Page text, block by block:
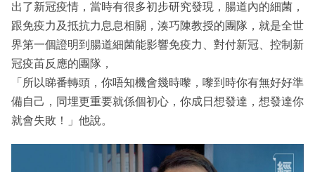
出了新冠疫情，當時有很多初步研究發現，腸道內的細菌，
跟免疫力及抵抗力息息相關，湊巧陳教授的團隊，就是全世
界第一個證明到腸道細菌能影響免疫力、對付新冠、控制新
冠疫苖反應的團隊，
「所以睇番轉頭，你唔知機會幾時嚟，嚟到時你有無好好準
備自己，同埋更重要就係個初心，你成日想發達，想發達你
就會失敗！」他說。